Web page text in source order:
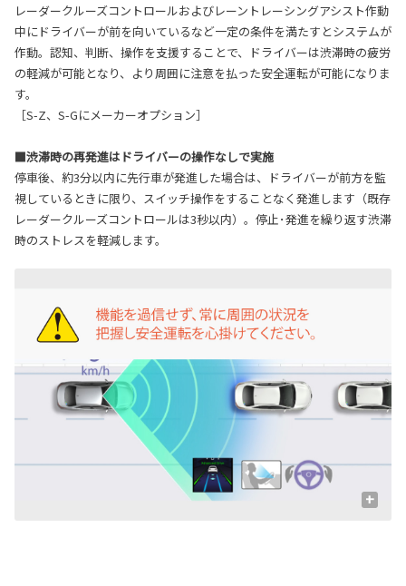
レーダークルーズコントロールおよびレーントレーシングアシスト作動
中にドライバーが前を向いているなど一定の条件を満たすとシステムが
作動。認知、判断、操作を支援することで、ドライバーは渋滞時の疲労
の軽減が可能となり、より周囲に注意を払った安全運転が可能になりま
す。
［S-Z、S-Gにメーカーオプション］
■渋滞時の再発進はドライバーの操作なしで実施
停車後、約3分以内に先行車が発進した場合は、ドライバーが前方を監
視しているときに限り、スイッチ操作をすることなく発進します（既存
レーダークルーズコントロールは3秒以内）。停止･発進を繰り返す渋滞
時のストレスを軽減します。
+